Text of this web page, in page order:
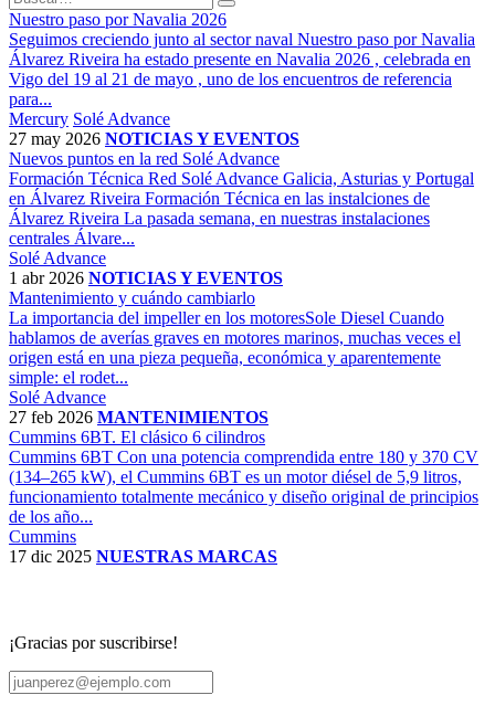
Nuestro paso por Navalia 2026
Seguimos creciendo junto al sector naval Nuestro paso por Navalia
Álvarez Riveira ha estado presente en Navalia 2026 , celebrada en
Vigo del 19 al 21 de mayo , uno de los encuentros de referencia
para...
Mercury Solé Advance
27 may 2026 NOTICIAS Y EVENTOS
Nuevos puntos en la red Solé Advance
Formación Técnica Red Solé Advance Galicia, Asturias y Portugal
en Álvarez Riveira Formación Técnica en las instalciones de
Álvarez Riveira La pasada semana, en nuestras instalaciones
centrales Álvare...
Solé Advance
1 abr 2026 NOTICIAS Y EVENTOS
Mantenimiento y cuándo cambiarlo
La importancia del impeller en los motoresSole Diesel Cuando
hablamos de averías graves en motores marinos, muchas veces el
origen está en una pieza pequeña, económica y aparentemente
simple: el rodet...
Solé Advance
27 feb 2026 MANTENIMIENTOS
Cummins 6BT. El clásico 6 cilindros
Cummins 6BT Con una potencia comprendida entre 180 y 370 CV
(134–265 kW), el Cummins 6BT es un motor diésel de 5,9 litros,
funcionamiento totalmente mecánico y diseño original de principios
de los año...
Cummins
17 dic 2025 NUESTRAS MARCAS
¡Gracias por suscribirse!